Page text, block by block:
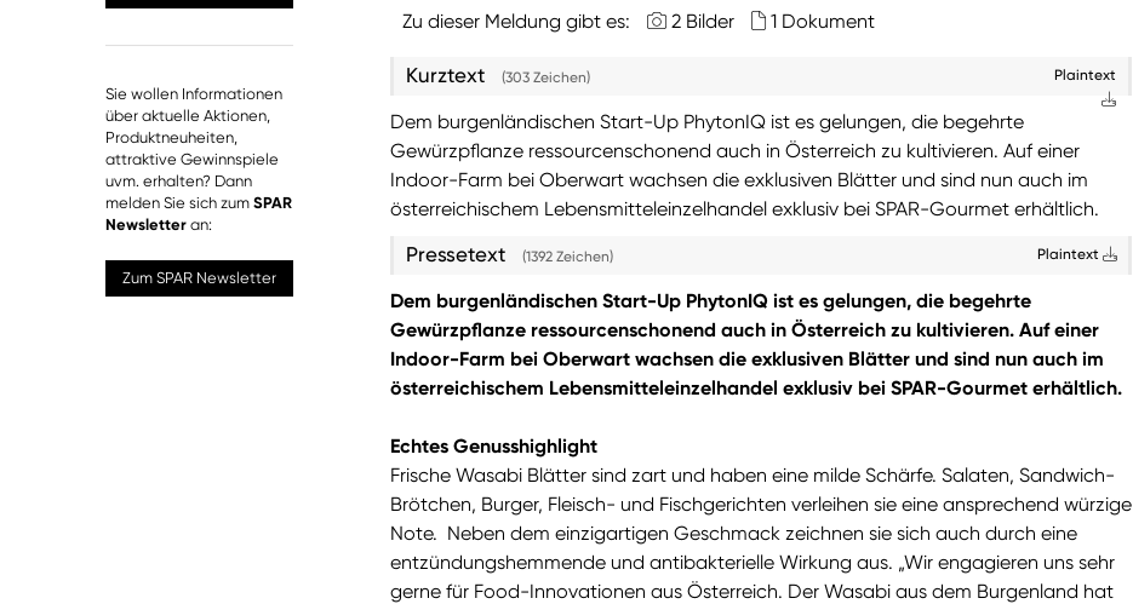
Sie wollen Informationen
über aktuelle Aktionen,
Produktneuheiten,
attraktive Gewinnspiele
uvm. erhalten? Dann
melden Sie sich zum SPAR
Newsletter an:
Zum SPAR Newsletter
Zu dieser Meldung gibt es: 2 Bilder 1 Dokument
Kurztext (303 Zeichen) Plaintext
Dem burgenländischen Start-Up PhytonIQ ist es gelungen, die begehrte
Gewürzpflanze ressourcenschonend auch in Österreich zu kultivieren. Auf einer
Indoor-Farm bei Oberwart wachsen die exklusiven Blätter und sind nun auch im
österreichischem Lebensmitteleinzelhandel exklusiv bei SPAR-Gourmet erhältlich.
Pressetext (1392 Zeichen) Plaintext
Dem burgenländischen Start-Up PhytonIQ ist es gelungen, die begehrte
Gewürzpflanze ressourcenschonend auch in Österreich zu kultivieren. Auf einer
Indoor-Farm bei Oberwart wachsen die exklusiven Blätter und sind nun auch im
österreichischem Lebensmitteleinzelhandel exklusiv bei SPAR-Gourmet erhältlich.
Echtes Genusshighlight
Frische Wasabi Blätter sind zart und haben eine milde Schärfe. Salaten, Sandwich-
Brötchen, Burger, Fleisch- und Fischgerichten verleihen sie eine ansprechend würzige
Note. Neben dem einzigartigen Geschmack zeichnen sie sich auch durch eine
entzündungshemmende und antibakterielle Wirkung aus. „Wir engagieren uns sehr
gerne für Food-Innovationen aus Österreich. Der Wasabi aus dem Burgenland hat